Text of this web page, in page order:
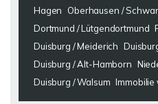
Hagen
Oberhausen /
Dortmund / Lütgendortmund
Duisburg / Meiderich
Duisburg / Alt-Hamborn
Duisburg / Walsum Immobilie